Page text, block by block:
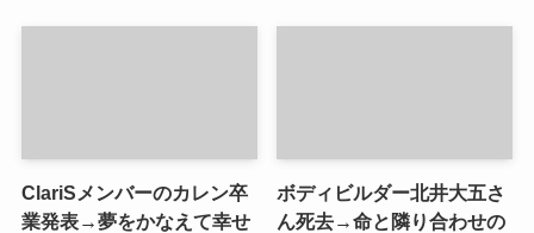
ClariSメンバーのカレン卒
業発表→夢をかなえて幸せ
ボディビルダー北井大五さ
ん死去→命と隣り合わせの